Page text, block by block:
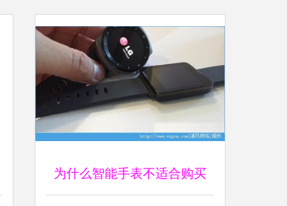
为什么智能手表不适合购买